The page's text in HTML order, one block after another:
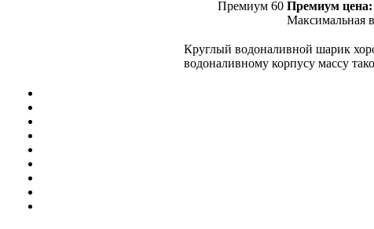
Премиум 60 Премиум цена:
Максимальная
Круглый водоналивной шарик
водоналивному корпусу массу